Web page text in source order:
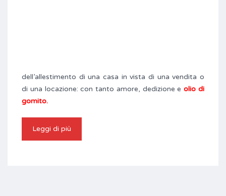
dell’allestimento di una casa in vista di una vendita o
di una locazione: con tanto amore, dedizione eolio di
gomito.
Leggi di più